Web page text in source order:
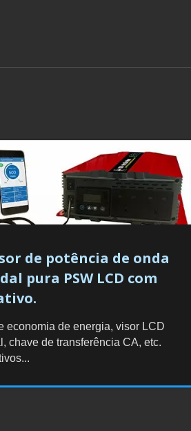
de potência de onda
pura PSW LCD com
economia de energia, visor LCD
chave de transferência CA, etc.